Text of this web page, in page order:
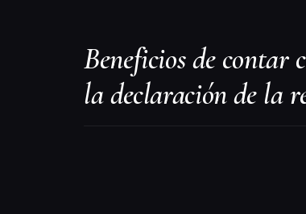
Beneficios de contar
la declaración de la